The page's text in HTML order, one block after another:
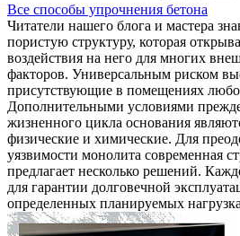
Все способы упрочнения бетона
Читатели нашего блога и мастера
пористую структуру, которая
воздействия на него для многих
факторов. Универсальным риском
присутствующие в помещениях
Дополнительными условиями
жизненного цикла основания
физические и химические. Для
уязвимости монолита современная
предлагает несколько решений.
для гарантии долговечной
определенных планируемых